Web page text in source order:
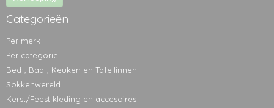
Categorieën
Per merk
Per categorie
Bed-, Bad-, Keuken en Tafellinnen
Sokkenwereld
Kerst/Feest kleding en accesoires